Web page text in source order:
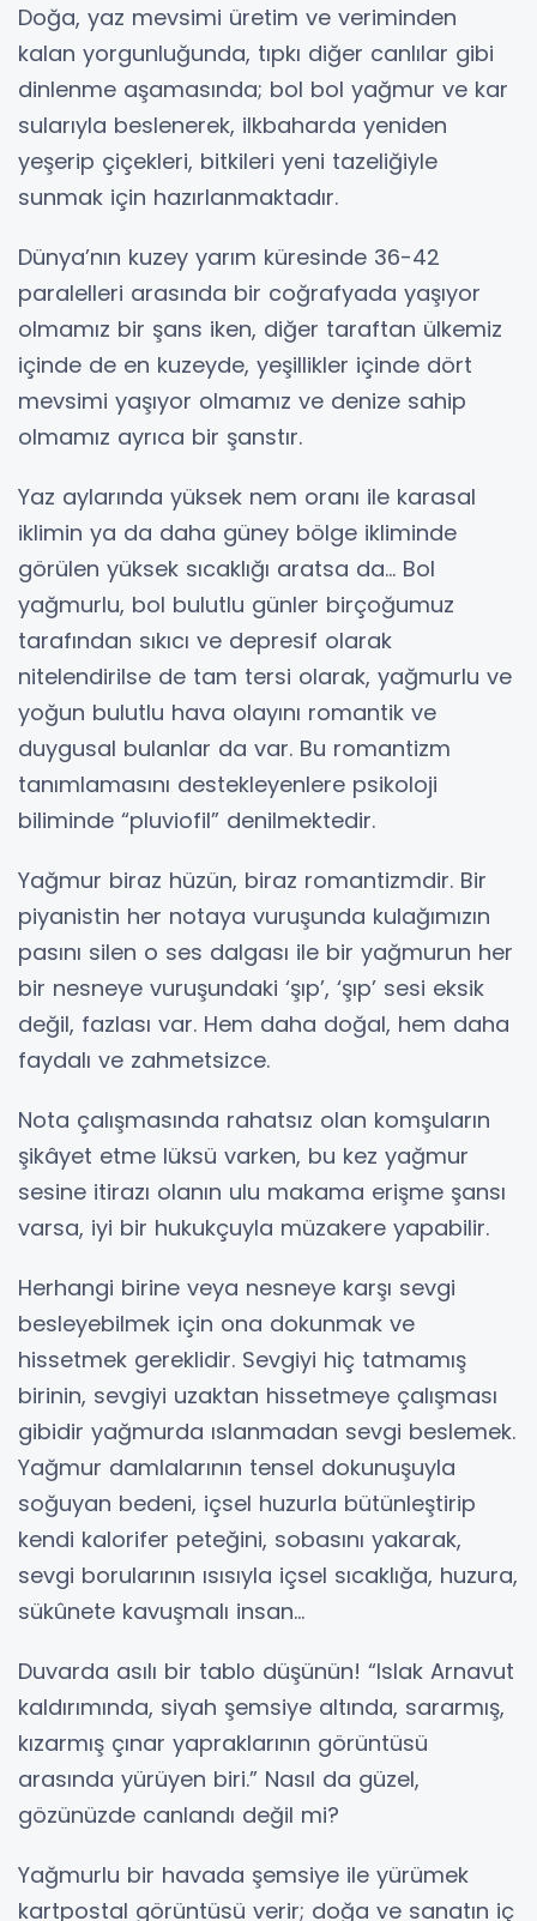
Doğa, yaz mevsimi üretim ve veriminden
kalan yorgunluğunda, tıpkı diğer canlılar gibi
dinlenme aşamasında; bol bol yağmur ve kar
sularıyla beslenerek, ilkbaharda yeniden
yeşerip çiçekleri, bitkileri yeni tazeliğiyle
sunmak için hazırlanmaktadır.
Dünya’nın kuzey yarım küresinde 36-42
paralelleri arasında bir coğrafyada yaşıyor
olmamız bir şans iken, diğer taraftan ülkemiz
içinde de en kuzeyde, yeşillikler içinde dört
mevsimi yaşıyor olmamız ve denize sahip
olmamız ayrıca bir şanstır.
Yaz aylarında yüksek nem oranı ile karasal
iklimin ya da daha güney bölge ikliminde
görülen yüksek sıcaklığı aratsa da… Bol
yağmurlu, bol bulutlu günler birçoğumuz
tarafından sıkıcı ve depresif olarak
nitelendirilse de tam tersi olarak, yağmurlu ve
yoğun bulutlu hava olayını romantik ve
duygusal bulanlar da var. Bu romantizm
tanımlamasını destekleyenlere psikoloji
biliminde “pluviofil” denilmektedir.
Yağmur biraz hüzün, biraz romantizmdir. Bir
piyanistin her notaya vuruşunda kulağımızın
pasını silen o ses dalgası ile bir yağmurun her
bir nesneye vuruşundaki ‘şıp’, ‘şıp’ sesi eksik
değil, fazlası var. Hem daha doğal, hem daha
faydalı ve zahmetsizce.
Nota çalışmasında rahatsız olan komşuların
şikâyet etme lüksü varken, bu kez yağmur
sesine itirazı olanın ulu makama erişme şansı
varsa, iyi bir hukukçuyla müzakere yapabilir.
Herhangi birine veya nesneye karşı sevgi
besleyebilmek için ona dokunmak ve
hissetmek gereklidir. Sevgiyi hiç tatmamış
birinin, sevgiyi uzaktan hissetmeye çalışması
gibidir yağmurda ıslanmadan sevgi beslemek.
Yağmur damlalarının tensel dokunuşuyla
soğuyan bedeni, içsel huzurla bütünleştirip
kendi kalorifer peteğini, sobasını yakarak,
sevgi borularının ısısıyla içsel sıcaklığa, huzura,
sükûnete kavuşmalı insan…
Duvarda asılı bir tablo düşünün! “Islak Arnavut
kaldırımında, siyah şemsiye altında, sararmış,
kızarmış çınar yapraklarının görüntüsü
arasında yürüyen biri.” Nasıl da güzel,
gözünüzde canlandı değil mi?
Yağmurlu bir havada şemsiye ile yürümek
kartpostal görüntüsü verir; doğa ve sanatın iç